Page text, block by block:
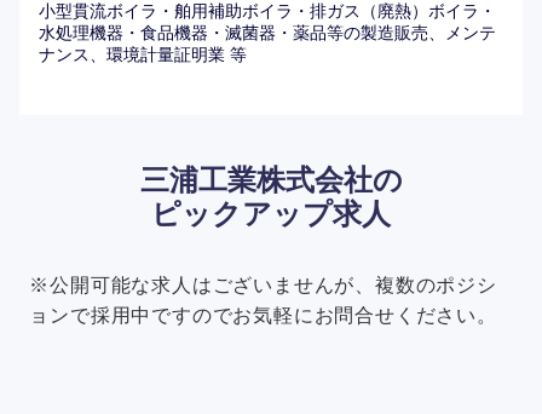
小型貫流ボイラ・舶用補助ボイラ・排ガス（廃熱）ボイラ・
水処理機器・食品機器・滅菌器・薬品等の製造販売、メンテ
ナンス、環境計量証明業 等
三浦工業株式会社の
ピックアップ求人
※公開可能な求人はございませんが、複数のポジシ
ョンで採用中ですのでお気軽にお問合せください。